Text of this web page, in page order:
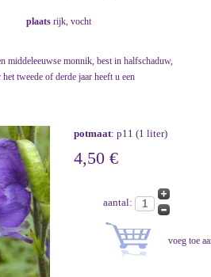
plaats rijk, vocht
middeleeuwse monnik, best in halfschaduw,
tweede of derde jaar heeft u een
potmaat: p11 (1 liter)
4,50 €
aantal: